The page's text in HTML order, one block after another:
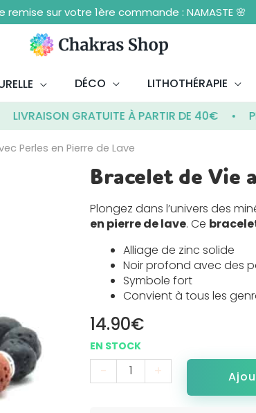
remise sur votre 1ère commande : NAMASTE 🌸
DÉCO LITHOTHÉRAPIE
GRATUITE À PARTIR DE 40€
Perles en Pierre de Lave
Bracelet de Vie
Plongez dans l’univers des
en pierre de lave. Ce
Alliage de zinc solide
Noir profond avec des
Symbole fort
Convient à tous les
14.90€
-
quantité
de
Bracelet
de
avec
Perles
Pierre
Lave
+